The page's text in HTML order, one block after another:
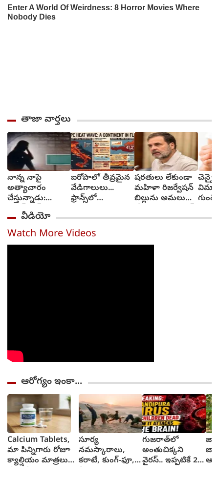
తాజా వార్తలు
నాన్న నాపై
అత్యాచారం
చేస్తున్నాడు:
సనత్‌నగర్
పోలీసులకు బాలిక
ఫిర్యాదు
ఐరోపాలో తీవ్రమైన
వేడిగాలులు...
ఫ్రాన్స్‌లో
రవాణా వ్యవస్థలకు
అంతరాయం
షరతులు లేకుండా
మహిళా రిజర్వేషన్‌
బిల్లును అమలు
గాంధీ
చెన్నై
వీడియో
Watch More Videos
ఆరోగ్యం ఇంకా...
Calcium Tablets,
మా పిన్నిగారు రోజూ
క్యాల్షియం మాత్రలు
సూర్య
నమస్కారాలు,
కరాటే, కుంగ్-ఫూ,
గుజరాత్‌లో
అంతుచిక్కని
వైరస్.. ఇప్పటికే 22